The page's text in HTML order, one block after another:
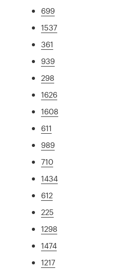
699
1537
361
939
298
1626
1608
611
989
710
1434
612
225
1298
1474
1217